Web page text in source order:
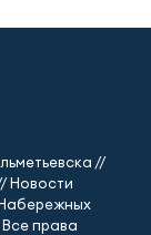
//
Новости
права